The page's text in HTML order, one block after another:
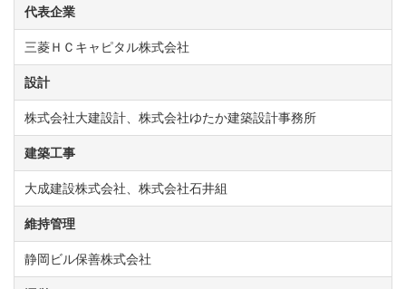
代表企業
三菱ＨＣキャピタル株式会社
設計
株式会社大建設計、株式会社ゆたか建築設計事務所
建築工事
大成建設株式会社、株式会社石井組
維持管理
静岡ビル保善株式会社